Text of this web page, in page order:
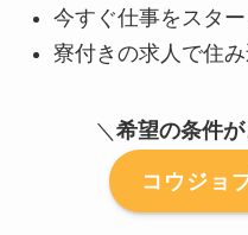
今すぐ仕事をスター
寮付きの求人で住
＼ 希望の条件が
コウジョ